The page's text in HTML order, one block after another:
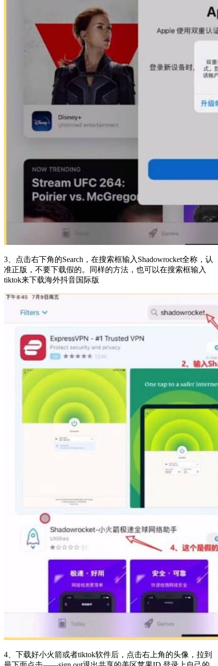
3、点击右下角的Search，在搜索框输入Shadowrocket全称，认
准正版，不要下载假的。同样的方法，也可以在搜索框输入
tiktok来下载海外抖音国际版
4、下载好小火箭或者tiktok软件后，点击右上角的头像，拉到